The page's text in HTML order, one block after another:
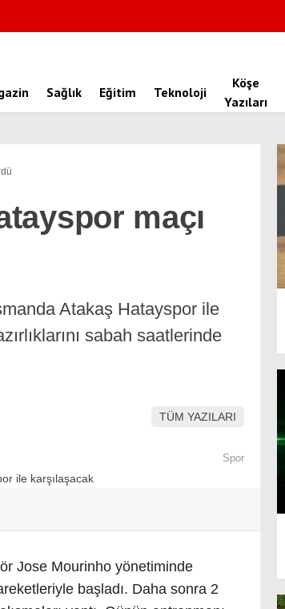
Sağlık Eğitim Teknoloji
Köşe
Yazıları
maçı
Atakaş Hatayspor ile
sabah saatlerinde
TÜM YAZILARI
Spor
Jose Mourinho yönetiminde
başladı. Daha sonra 2